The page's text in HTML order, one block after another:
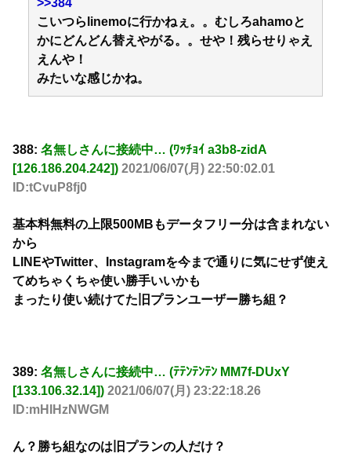
>>384
こいつらlinemoに行かねぇ。。むしろahamoと
かにどんどん替えやがる。。せや！残らせりゃえ
えんや！
みたいな感じかね。
388: 名無しさんに接続中… (ﾜｯﾁｮｲ a3b8-zidA
[126.186.204.242]) 2021/06/07(月) 22:50:02.01
ID:tCvuP8fj0
基本料無料の上限500MBもデータフリー分は含まれない
から
LINEやTwitter、Instagramを今まで通りに気にせず使え
てめちゃくちゃ使い勝手いいかも
まったり使い続けてた旧プランユーザー勝ち組？
389: 名無しさんに接続中… (ﾃﾃﾝﾃﾝﾃﾝ MM7f-DUxY
[133.106.32.14]) 2021/06/07(月) 23:22:18.26
ID:mHIHzNWGM
ん？勝ち組なのは旧プランの人だけ？